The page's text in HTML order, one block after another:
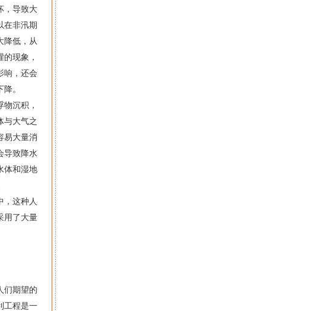
，导致大
在非汛期
降低，从
现象，
响，还会
。
沉积，
与大气之
易大量消
导致降水
体和湿地
这种人
用了大量
们期望的
工程是一